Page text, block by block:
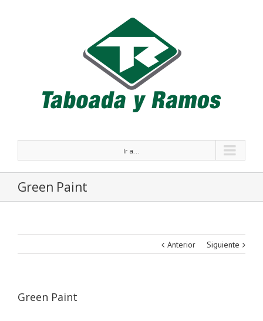
Ir a...
Green Paint
Anterior Siguiente
Green Paint